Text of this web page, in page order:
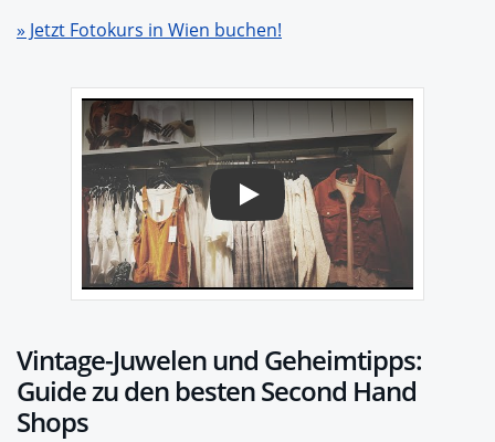
» Jetzt Fotokurs in Wien buchen!
Play
Vintage-Juwelen und Geheimtipps:
Guide zu den besten Second Hand
Shops